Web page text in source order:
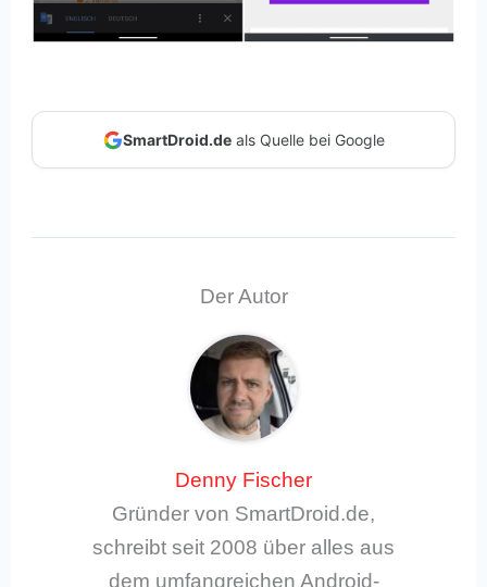
SmartDroid.deals Quelle bei Google
Der Autor
Denny Fischer
Gründer von SmartDroid.de,
schreibt seit 2008 über alles aus
dem umfangreichen Android-